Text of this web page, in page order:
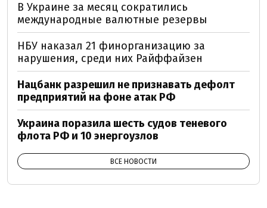
В Украине за месяц сократились
международные валютные резервы
НБУ наказал 21 финорганизацию за
нарушения, среди них Райффайзен
Нацбанк разрешил не признавать дефолт
предприятий на фоне атак РФ
Украина поразила шесть судов теневого
флота РФ и 10 энергоузлов
ВСЕ НОВОСТИ